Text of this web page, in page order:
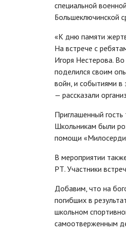
специальной
Большеключинской
«К дню памяти
На встрече с
Игоря Нестерова.
поделился своим
войн, и событиями в
— рассказали
Приглашенный
Школьникам были
помощи
В мероприятии
РТ. Участники
Добавим, что на
погибших в
школьном
самоотверженным